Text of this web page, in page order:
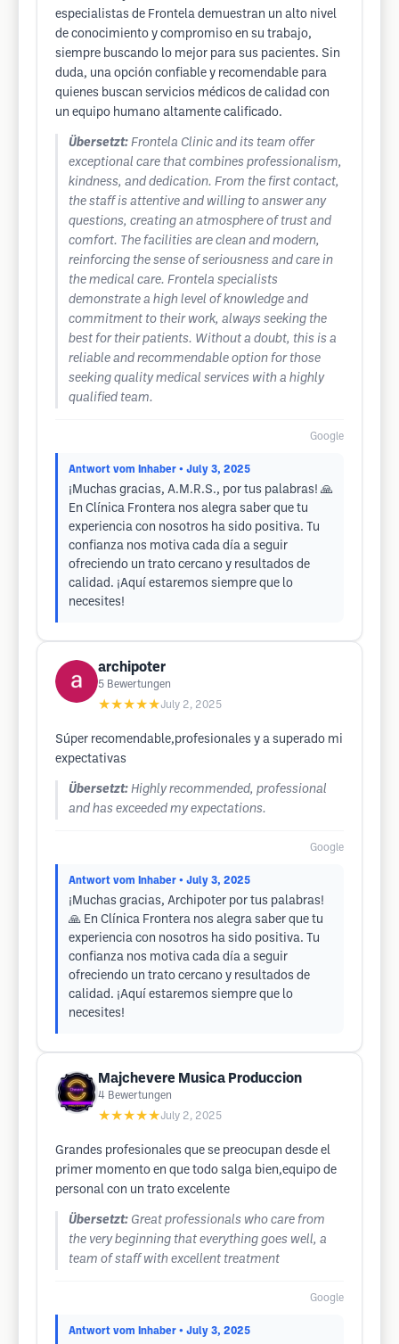
especialistas de Frontela demuestran un alto nivel
de conocimiento y compromiso en su trabajo,
siempre buscando lo mejor para sus pacientes. Sin
duda, una opción confiable y recomendable para
quienes buscan servicios médicos de calidad con
un equipo humano altamente calificado.
Übersetzt: Frontela Clinic and its team offer
exceptional care that combines professionalism,
kindness, and dedication. From the first contact,
the staff is attentive and willing to answer any
questions, creating an atmosphere of trust and
comfort. The facilities are clean and modern,
reinforcing the sense of seriousness and care in
the medical care. Frontela specialists
demonstrate a high level of knowledge and
commitment to their work, always seeking the
best for their patients. Without a doubt, this is a
reliable and recommendable option for those
seeking quality medical services with a highly
qualified team.
Google
Antwort vom Inhaber • July 3, 2025
¡Muchas gracias, A.M.R.S., por tus palabras! 🙏
En Clínica Frontera nos alegra saber que tu
experiencia con nosotros ha sido positiva. Tu
confianza nos motiva cada día a seguir
ofreciendo un trato cercano y resultados de
calidad. ¡Aquí estaremos siempre que lo
necesites!
archipoter
5 Bewertungen
★★★★★July 2, 2025
Súper recomendable,profesionales y a superado mi
expectativas
Übersetzt: Highly recommended, professional
and has exceeded my expectations.
Google
Antwort vom Inhaber • July 3, 2025
¡Muchas gracias, Archipoter por tus palabras!
🙏 En Clínica Frontera nos alegra saber que tu
experiencia con nosotros ha sido positiva. Tu
confianza nos motiva cada día a seguir
ofreciendo un trato cercano y resultados de
calidad. ¡Aquí estaremos siempre que lo
necesites!
Majchevere Musica Produccion
4 Bewertungen
★★★★★July 2, 2025
Grandes profesionales que se preocupan desde el
primer momento en que todo salga bien,equipo de
personal con un trato excelente
Übersetzt: Great professionals who care from
the very beginning that everything goes well, a
team of staff with excellent treatment
Google
Antwort vom Inhaber • July 3, 2025